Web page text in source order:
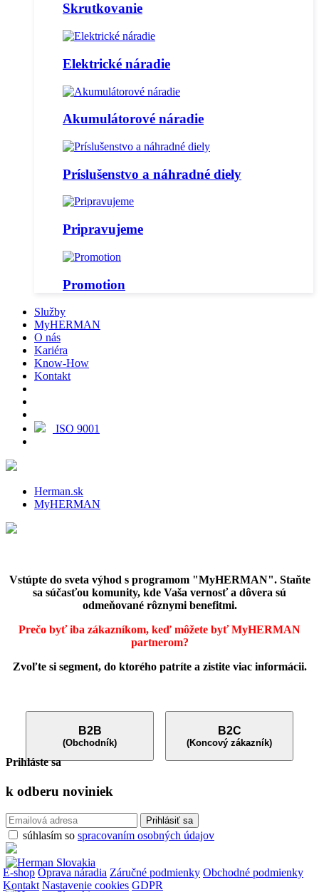
Skrutkovanie
Elektrické náradie
Akumulátorové náradie
Príslušenstvo a náhradné diely
Pripravujeme
Promotion
Služby
MyHERMAN
O nás
Kariéra
Know-How
Kontakt
ISO 9001
Herman.sk
MyHERMAN
Vstúpte do sveta výhod s programom "MyHERMAN". Staňte
sa súčasťou komunity, kde Vaša vernosť a dôvera sú
odmeňované rôznymi benefitmi.
Prečo byť iba zákazníkom, keď môžete byť MyHERMAN
partnerom?
Zvoľte si segment, do ktorého patríte a zistite viac informácii.
B2B
(Obchodník)
B2C
(Koncový zákazník)
Prihláste sa
k odberu noviniek
súhlasím so spracovaním osobných údajov
E-shop Oprava náradia Záručné podmienky Obchodné podmienky
Kontakt Nastavenie cookies GDPR